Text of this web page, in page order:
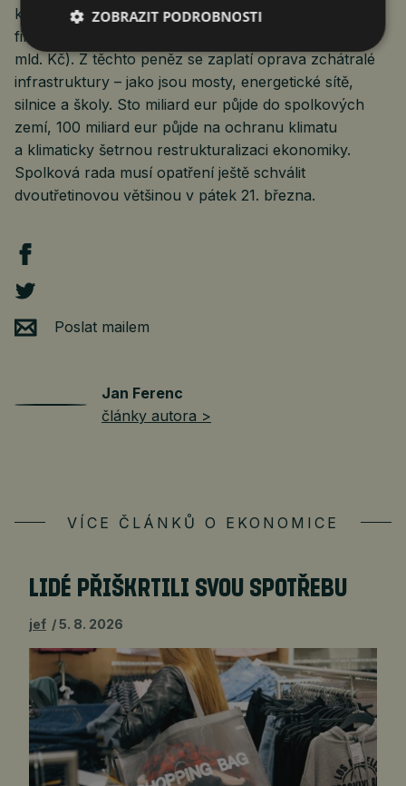
který se nevztahuje dluhová brzda a který bude
financován úvěry až do výše 500 miliard eur (12 523
mld. Kč). Z těchto peněz se zaplatí oprava zchátralé
infrastruktury – jako jsou mosty, energetické sítě,
silnice a školy. Sto miliard eur půjde do spolkových
zemí, 100 miliard eur půjde na ochranu klimatu
a klimaticky šetrnou restrukturalizaci ekonomiky.
Spolková rada musí opatření ještě schválit
dvoutřetinovou většinou v pátek 21. března.
Poslat mailem
Jan Ferenc
články autora >
VÍCE ČLÁNKŮ O EKONOMICE
LIDÉ PŘIŠKRTILI SVOU SPOTŘEBU
jef 5. 8. 2026
ZOBRAZIT PODROBNOSTI